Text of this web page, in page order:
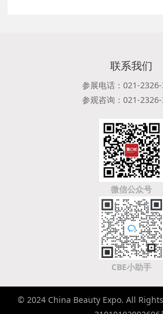
联系我们
参展电话：021-
参观咨询：021-
微信公众号
CBE小助手
© 2024 China Beauty Expo. All